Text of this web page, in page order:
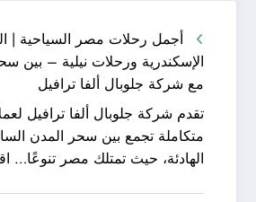
أجمل رحلات مصر السياحية |
الإسكندرية ورحلات نيلية – بين
مع شركة جلوبال ألفا ترافيل
تقدم شركة جلوبال ألفا ترافيل
متكاملة تجمع بين سحر المدن
الهادئة، حيث تمتلك مصر تنوعًا…